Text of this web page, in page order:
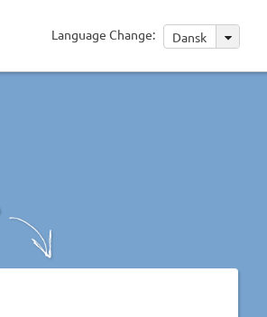
Language Change: Dansk